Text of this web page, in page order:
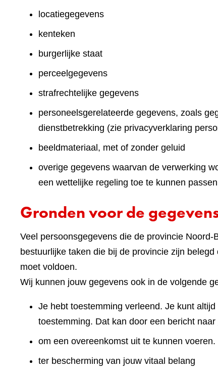
locatiegegevens
kenteken
burgerlijke staat
perceelgegevens
strafrechtelijke gegevens
personeelsgerelateerde gegevens, zoals
dienstbetrekking (zie privacyverklaring
beeldmateriaal, met of zonder geluid
overige gegevens waarvan de verwerking
een wettelijke regeling toe te kunnen passen
Gronden voor de
Veel persoonsgegevens die de provincie
bestuurlijke taken die bij de provincie zijn
moet voldoen.
Wij kunnen jouw gegevens ook in de volgende
Je hebt toestemming verleend. Je kunt
toestemming. Dat kan door een bericht naar
om een overeenkomst uit te kunnen voeren.
ter bescherming van jouw vitaal belang